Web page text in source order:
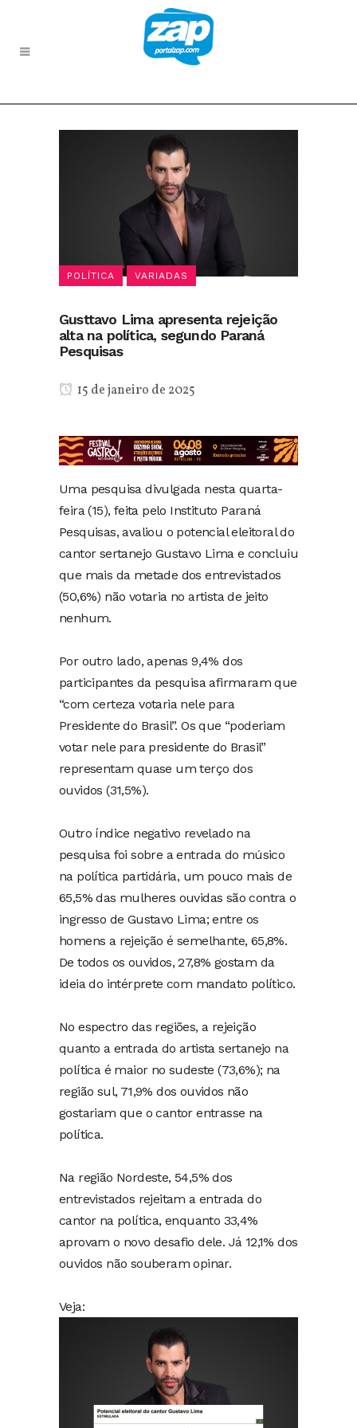
POLÍTICA VARIADAS
Gusttavo Lima apresenta rejeição
alta na política, segundo Paraná
Pesquisas
15 de janeiro de 2025
Uma pesquisa divulgada nesta quarta-
feira (15), feita pelo Instituto Paraná
Pesquisas, avaliou o potencial eleitoral do
cantor sertanejo Gustavo Lima e concluiu
que mais da metade dos entrevistados
(50,6%) não votaria no artista de jeito
nenhum.
Por outro lado, apenas 9,4% dos
participantes da pesquisa afirmaram que
“com certeza votaria nele para
Presidente do Brasil”. Os que “poderiam
votar nele para presidente do Brasil”
representam quase um terço dos
ouvidos (31,5%).
Outro índice negativo revelado na
pesquisa foi sobre a entrada do músico
na política partidária, um pouco mais de
65,5% das mulheres ouvidas são contra o
ingresso de Gustavo Lima; entre os
homens a rejeição é semelhante, 65,8%.
De todos os ouvidos, 27,8% gostam da
ideia do intérprete com mandato político.
No espectro das regiões, a rejeição
quanto a entrada do artista sertanejo na
política é maior no sudeste (73,6%); na
região sul, 71,9% dos ouvidos não
gostariam que o cantor entrasse na
política.
Na região Nordeste, 54,5% dos
entrevistados rejeitam a entrada do
cantor na política, enquanto 33,4%
aprovam o novo desafio dele. Já 12,1% dos
ouvidos não souberam opinar.
Veja: